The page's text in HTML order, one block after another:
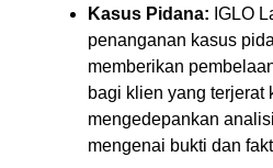
Kasus Pidana: IGLO
penanganan kasus
memberikan
bagi klien yang terjerat
mengedepankan
mengenai bukti dan